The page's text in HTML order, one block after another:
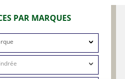
PAR MARQUES